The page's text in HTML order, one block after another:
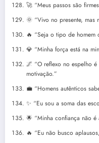
🚀 “Meus passos são
🌞 “Vivo no presente, mas
🔥 “Seja o tipo de homem
💎 “Minha força está na
🌌 “O reflexo no espelho
motivação.”
💼 “Homens autênticos
✨ “Eu sou a soma das
🌟 “Minha confiança não
🔥 “Eu não busco